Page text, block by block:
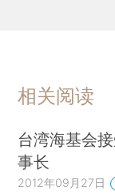
相关阅读
台湾海基会
事长
2012年09月27日